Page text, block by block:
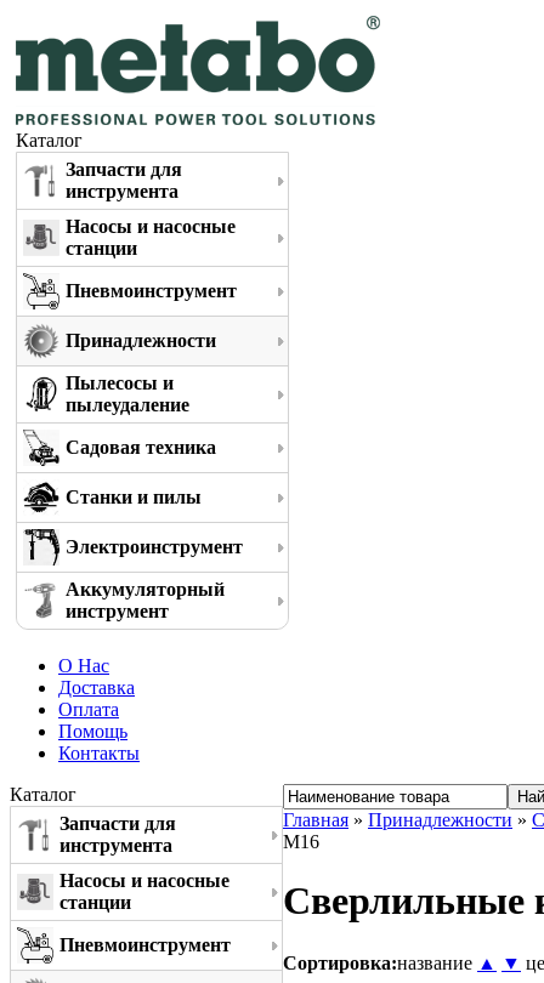
Каталог
Запчасти для
инструмента
Насосы и насосные
станции
Пневмоинструмент
Принадлежности
Пылесосы и
пылеудаление
Садовая техника
Станки и пилы
Электроинструмент
Аккумуляторный
инструмент
О Нас
Доставка
Оплата
Помощь
Контакты
Каталог
Запчасти для
инструмента
Насосы и насосные
станции
Пневмоинструмент
Главная » Принадлежности »
M16
Сверлильные
Сортировка:название ▲ ▼